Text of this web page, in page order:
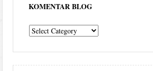
KOMENTAR BLOG
komentar